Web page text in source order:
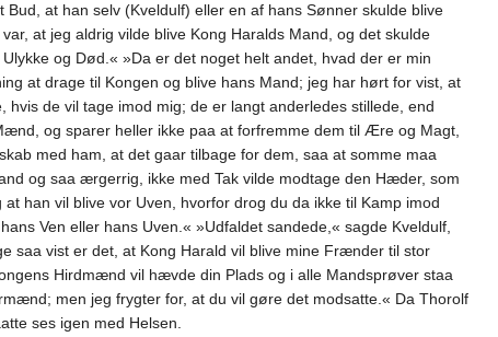
at han selv (Kveldulf) eller en af hans Sønner skulde blive
at jeg aldrig vilde blive Kong Haralds Mand, og det skulde
og Død.« »Da er det noget helt andet, hvad der er min
at drage til Kongen og blive hans Mand; jeg har hørt for vist, at
de vil tage imod mig; de er langt anderledes stillede, end
og sparer heller ikke paa at forfremme dem til Ære og Magt,
med ham, at det gaar tilbage for dem, saa at somme maa
og saa ærgerrig, ikke med Tak vilde modtage den Hæder, som
han vil blive vor Uven, hvorfor drog du da ikke til Kamp imod
Ven eller hans Uven.« »Udfaldet sandede,« sagde Kveldulf,
saa vist er det, at Kong Harald vil blive mine Frænder til stor
Hirdmænd vil hævde din Plads og i alle Mandsprøver staa
men jeg frygter for, at du vil gøre det modsatte.« Da Thorolf
ses igen med Helsen.